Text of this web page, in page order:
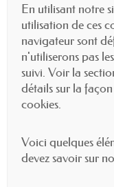
En utilisant notre
utilisation de ces
navigateur sont
n'utiliserons pas
suivi. Voir la
détails sur la
cookies.
Voici quelques
devez savoir sur